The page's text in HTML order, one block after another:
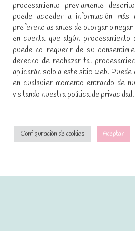
SÍGUENOS EN REDES
Encuéntranos en:
Facebook
page
opens
in
new
YouTube
page
opens
in
new
Instagram
page
opens
in
new
No te pierdas las promociones y
nuestra newsletter:
procesamiento previamente
puede acceder a información más
preferencias antes de otorgar o negar
en cuenta que algún procesamiento
puede no requerir de su
derecho de rechazar tal
aplicarán solo a este sitio web.
en cualquier momento entrando de
visitando nuestra política de privacidad.
Configuración de cookies Aceptar